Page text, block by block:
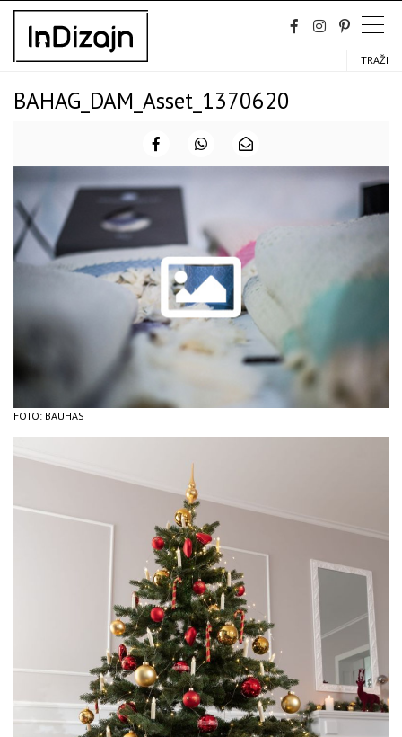
Skip
content
TRAŽI
BAHAG_DAM_Asset_1370620
FOTO: BAUHAS